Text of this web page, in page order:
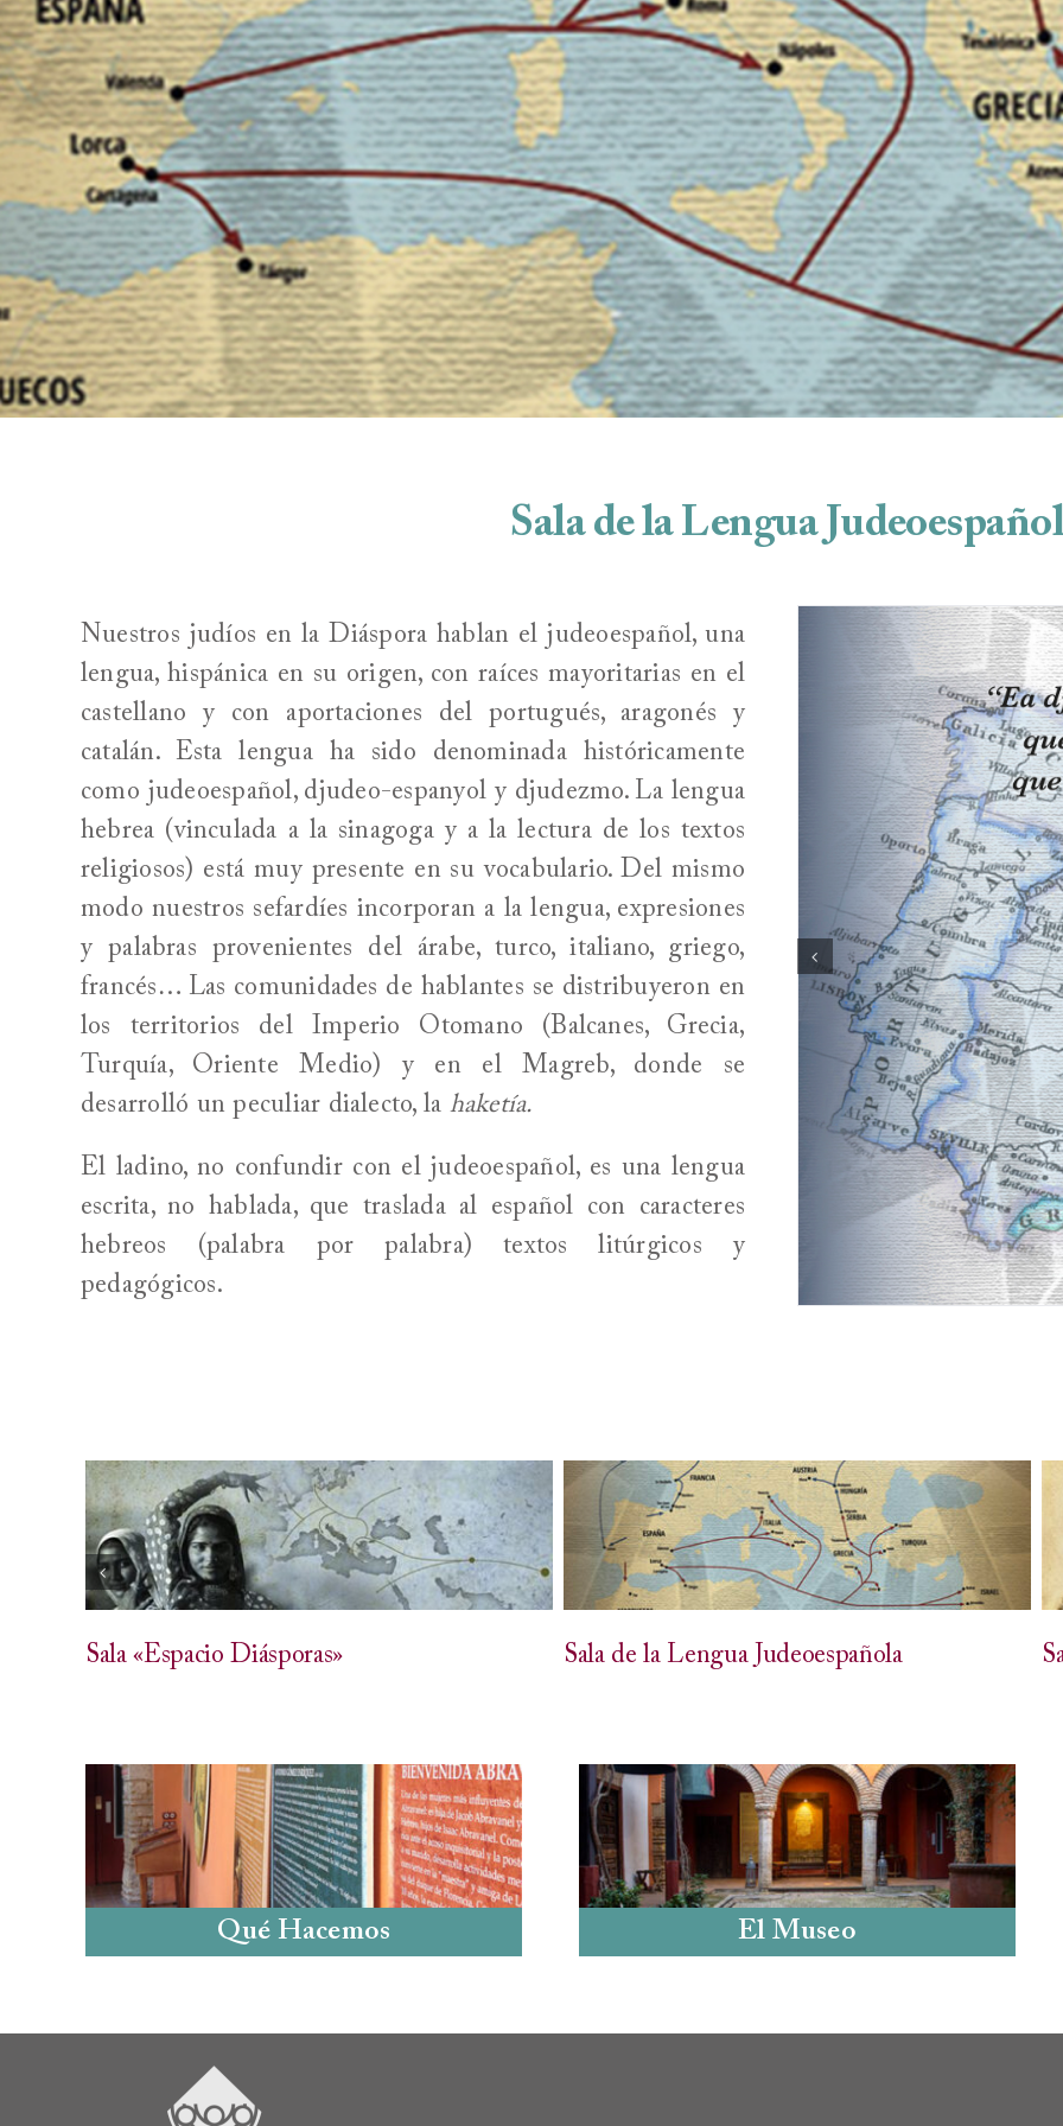
Contacto
Sala de la Lengua
Nuestros judíos en la Diáspora hablan el judeoespañol, una
lengua, hispánica en su origen, con raíces mayoritarias en el
castellano y con aportaciones del portugués, aragonés y
catalán. Esta lengua ha sido denominada históricamente
como judeoespañol, djudeo-espanyol y djudezmo. La lengua
hebrea (vinculada a la sinagoga y a la lectura de los textos
religiosos) está muy presente en su vocabulario. Del mismo
modo nuestros sefardíes incorporan a la lengua, expresiones
y palabras provenientes del árabe, turco, italiano, griego,
francés… Las comunidades de hablantes se distribuyeron en
los territorios del Imperio Otomano (Balcanes, Grecia,
Turquía, Oriente Medio) y en el Magreb, donde se
desarrolló un peculiar dialecto, la haketía.
El ladino, no confundir con el judeoespañol, es una lengua
escrita, no hablada, que traslada al español con caracteres
hebreos (palabra por palabra) textos litúrgicos y
pedagógicos.
Sala «Espacio Diásporas» Sala de la Lengua Judeoespañola
Qué Hacemos El Museo